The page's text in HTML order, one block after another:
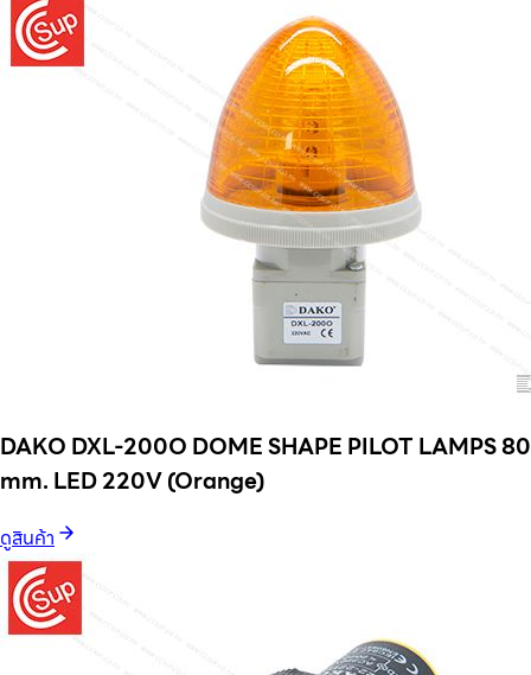
DAKO DXL-200O DOME SHAPE PILOT LAMPS 80
mm. LED 220V (Orange)
ดูสินค้า